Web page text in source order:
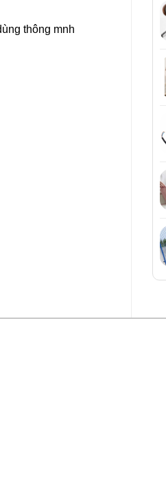
thông mnh